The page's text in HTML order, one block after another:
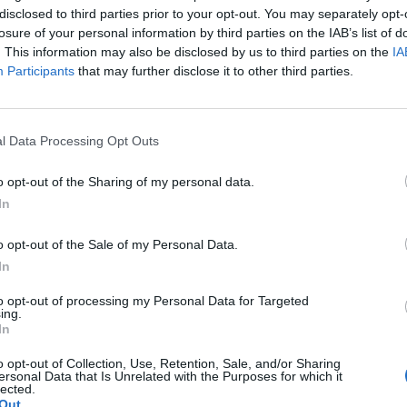
to third parties prior to your opt-out. You may separately
of your personal information by third parties on the IAB’s list of
This information may also be disclosed by us to third parties on the
Participants that may further disclose it to other third parties.
Data Processing Opt Outs
opt-out of the Sharing of my personal data.
opt-out of the Sale of my Personal Data.
opt-out of processing my Personal Data for Targeted
opt-out of Collection, Use, Retention, Sale, and/or Sharing
Data that Is Unrelated with the Purposes for which it
pod poveljstvom štabaHatama al-Anbije,
meje in da je kazen nujna, čeWashington
blokado okoliHormuške ožine, poroča
pic.twitter.com/ixT6QImuHO
televizije je poudaril, da je
Iran's Revolutionary Guard threatens to
they even enter the Strait of Hormuz.